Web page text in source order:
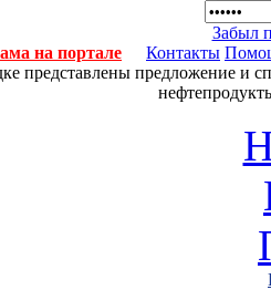
Забыл
на портале
Контакты
представлены предложение и